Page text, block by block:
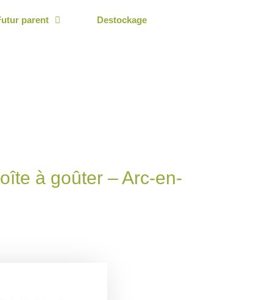
parent Destockage
à goûter – Arc-en-